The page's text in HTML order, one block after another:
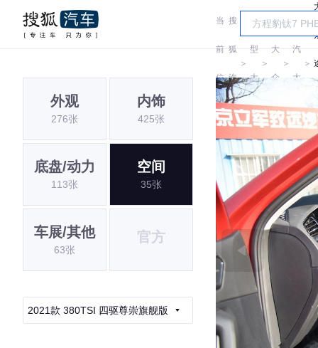
当
前
位
置:
搜
狐
汽
车
＞
车
型
大
全
＞
大
众
＞
上
汽
大
众
＞
外观
276张
内饰
425张
底盘/动力
113张
空间
35张
车展/其他
63张
官方
2021款 380TSI 四驱尊崇旗舰版